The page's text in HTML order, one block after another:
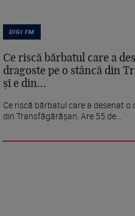
DIGI FM
Ce riscă bărbatul care a
dragoste pe o stâncă din
și e din...
Ce riscă bărbatul care a desenat
din Transfăgărășan. Are 55 de...